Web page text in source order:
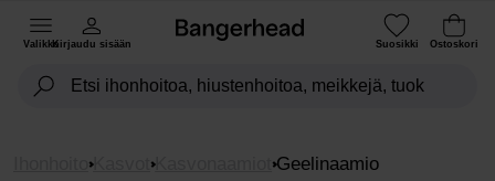
ValikkoKirjaudu sisään Suosikki Ostoskori
Kasvot Kasvonaamiot Geelinaamio